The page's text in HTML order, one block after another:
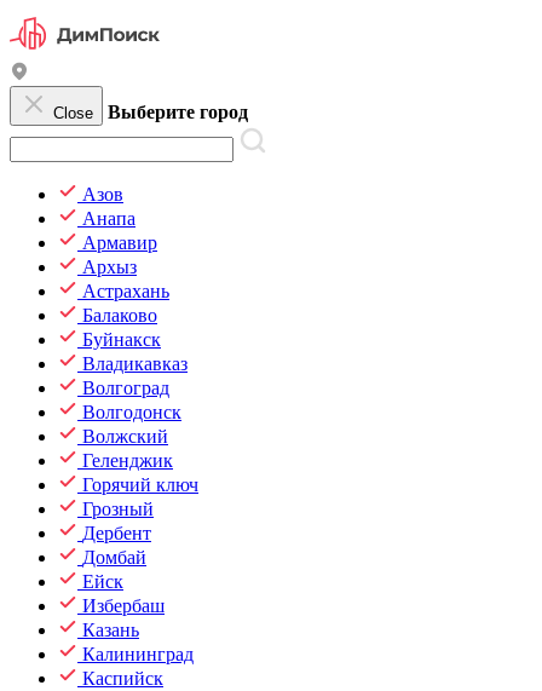
Close Выберите город
Азов
Анапа
Армавир
Архыз
Астрахань
Балаково
Буйнакск
Владикавказ
Волгоград
Волгодонск
Волжский
Геленджик
Горячий ключ
Грозный
Дербент
Домбай
Ейск
Избербаш
Казань
Калининград
Каспийск